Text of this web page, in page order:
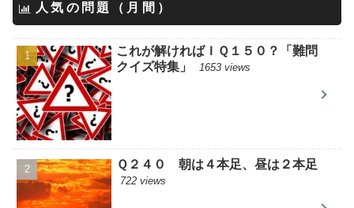
人気の問題（月間）
これが解ければＩＱ１５０？「難問
クイズ特集」
1653 views
Ｑ２４０ 朝は４本足、昼は２本足
722 views